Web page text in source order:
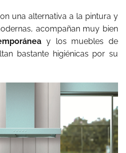
una alternativa a la pintura y
acompañan muy bien
y los muebles de
bastante higiénicas por su